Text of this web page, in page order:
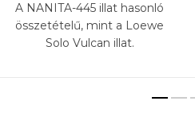
A NANITA-445 illat hasonló
összetételű, mint a Loewe
Solo Vulcan illat.